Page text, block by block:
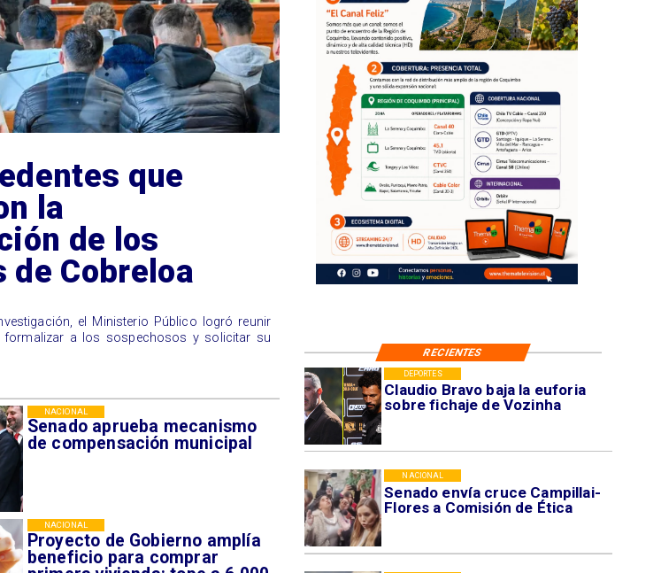
Claudio Bravo baja la euforia
sobre fichaje de Vozinha
DEPORTES
Senado envía cruce Campillai-
Flores a Comisión de Ética
NACIONAL
Senado aprueba mecanismo
de compensación municipal
NACIONAL
Proyecto de Gobierno amplía
beneficio para comprar
NACIONAL
que
la
de los
de Cobreloa
el Ministerio Público logró reunir
formalizar a los sospechosos y solicitar su
RECIENTES